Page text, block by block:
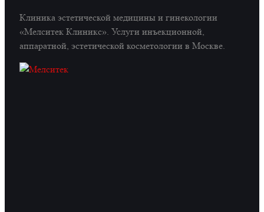
Клиника эстетической медицины и гинекологии
«Мелситек Клиникс». Услуги инъекционной,
аппаратной, эстетической косметологии в Москве.